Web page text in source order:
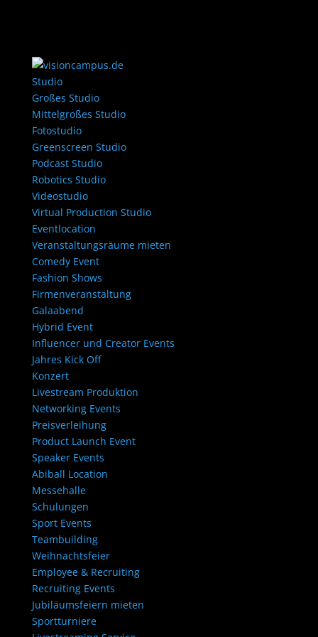
Studio
Großes Studio
Mittelgroßes Studio
Fotostudio
Greenscreen Studio
Podcast Studio
Robotics Studio
Videostudio
Virtual Production Studio
Eventlocation
Veranstaltungsräume mieten
Comedy Event
Fashion Shows
Firmenveranstaltung
Galaabend
Hybrid Event
Influencer und Creator Events
Jahres Kick Off
Konzert
Livestream Produktion
Networking Events
Preisverleihung
Product Launch Event
Speaker Events
Abiball Location
Messehalle
Schulungen
Sport Events
Teambuilding
Weihnachtsfeier
Employee & Recruiting
Recruiting Events
Jubiläumsfeiern mieten
Sportturniere